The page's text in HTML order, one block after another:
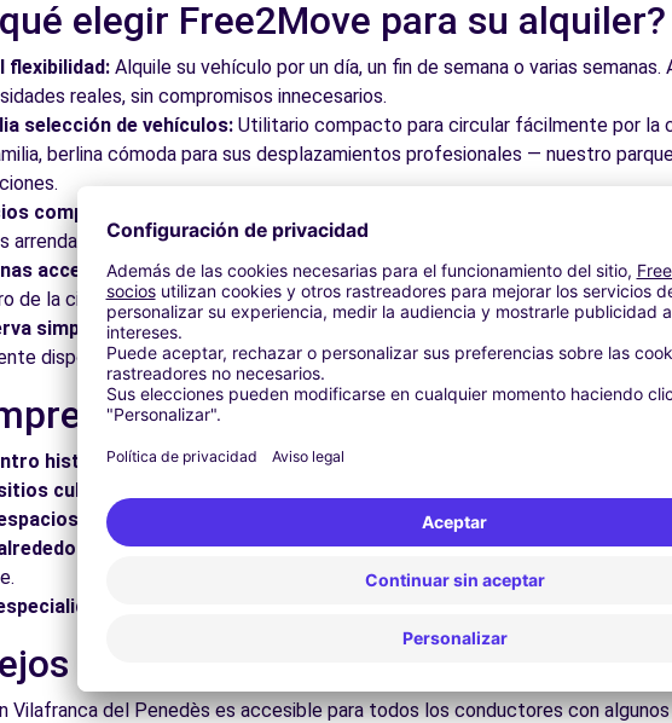
elegir Free2Move para su alquiler?
flexibilidad: Alquile su vehículo por un día, un fin de semana o varias
reales, sin compromisos innecesarios.
selección de vehículos: Utilitario compacto para circular fácilmente por la
berlina cómoda para sus desplazamientos profesionales — nuestro
competitivos:
Aproveche los mejores precios del mercado gracias a
arrendadores asociados. Reserve en línea en pocos clics con precios
accesibles:Recoja su vehículo en una de nuestras numerosas oficinas
de la ciudad, en estaciones o cerca de los aeropuertos.
simplificada:Nuestra plataforma intuitiva le permite reservar su vehículo
disponible para responder a todas sus preguntas.
de Vilafranca del
histórico:Pasee por las calles del casco antiguo y descubra su
culturales:
naturales:
Disfrute de los parques y jardines para un descanso en
Explore los Pirineos catalanes, la Costa Brava, los viñedos del
locales:
Descubra la gastronomía regional en los
prácticos para conducir en
Vilafranca del Penedès es accesible para todos los conductores con